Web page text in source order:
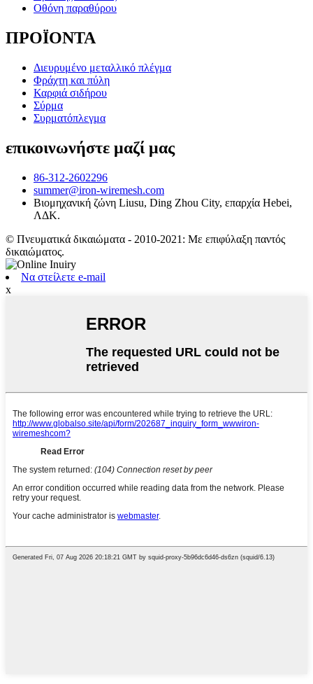
Οθόνη παραθύρου
ΠΡΟΪΟΝΤΑ
Διευρυμένο μεταλλικό πλέγμα
Φράχτη και πύλη
Καρφιά σιδήρου
Σύρμα
Συρματόπλεγμα
επικοινωνήστε μαζί μας
86-312-2602296
summer@iron-wiremesh.com
Βιομηχανική ζώνη Liusu, Ding Zhou City, επαρχία Hebei,
ΛΔΚ.
© Πνευματικά δικαιώματα - 2010-2021: Με επιφύλαξη παντός
δικαιώματος.
Να στείλετε e-mail
x